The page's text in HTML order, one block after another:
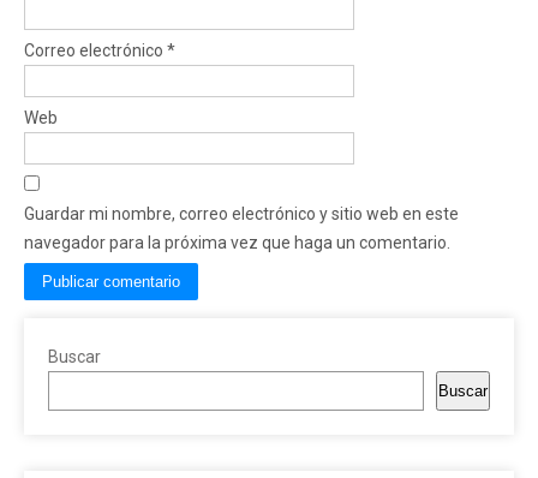
Correo electrónico *
Web
Guardar mi nombre, correo electrónico y sitio web en este
navegador para la próxima vez que haga un comentario.
Buscar
Buscar